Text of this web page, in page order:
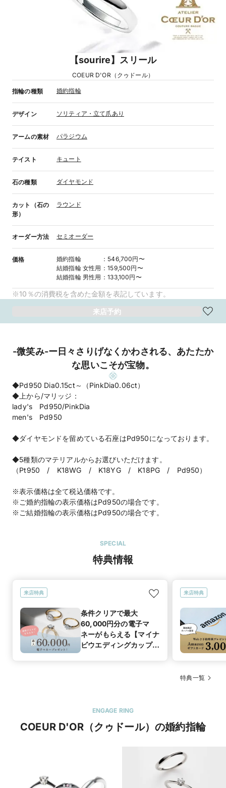
【sourire】スリール
COEUR D'OR（クゥドール）
指輪の種類 婚約指輪
デザイン ソリティア・立て爪あり
アームの素材 パラジウム
テイスト キュート
石の種類 ダイヤモンド
カット（石の
形）
ラウンド
オーダー方法 セミオーダー
価格 婚約指輪 ： 546,700円〜
結婚指輪 女性用 ：159,500円〜
結婚指輪 男性用 ：133,100円〜
※10％の消費税を含めた金額を表記しています。
来店予約
-微笑み-ー日々さりげなくかわされる、あたたか
な思いこそが宝物。
◆Pd950 Dia0.15ct～（PinkDia0.06ct）
◆上から/マリッジ：
lady's Pd950/PinkDia
men's Pd950
◆ダイヤモンドを留めている石座はPd950になっております。
◆5種類のマテリアルからお選びいただけます。
（Pt950 / K18WG / K18YG / K18PG / Pd950）
※表示価格は全て税込価格です。
※ご婚約指輪の表示価格はPd950の場合です。
※ご結婚指輪の表示価格はPd950の場合です。
SPECIAL
特典情報
来店特典
条件クリアで最大
60,000円分の電子マ
ネーがもらえる【マイナ
ビウエディングカップル
来店特典
特典一覧
ENGAGE RING
COEUR D'OR（クゥドール）の婚約指輪